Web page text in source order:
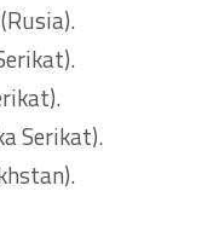
Serikat).